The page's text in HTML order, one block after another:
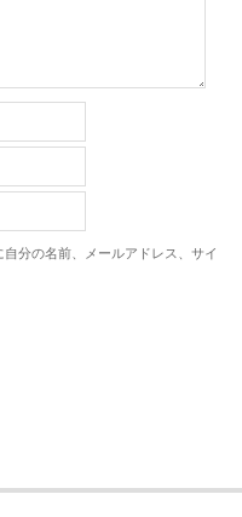
分の名前、メールアドレス、サイ